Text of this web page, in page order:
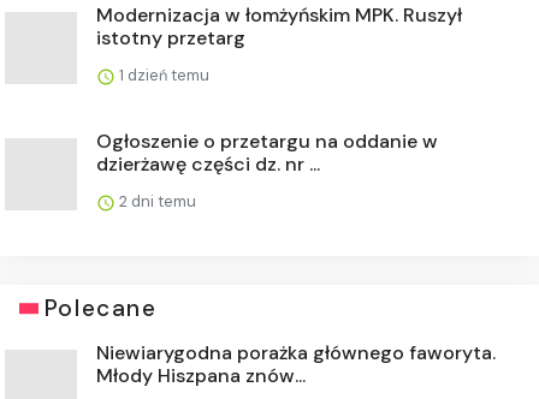
Modernizacja w łomżyńskim MPK. Ruszył
istotny przetarg
1 dzień temu
Ogłoszenie o przetargu na oddanie w
dzierżawę części dz. nr ...
2 dni temu
Polecane
Niewiarygodna porażka głównego faworyta.
Młody Hiszpana znów...